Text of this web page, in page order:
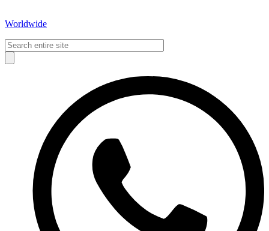
Worldwide